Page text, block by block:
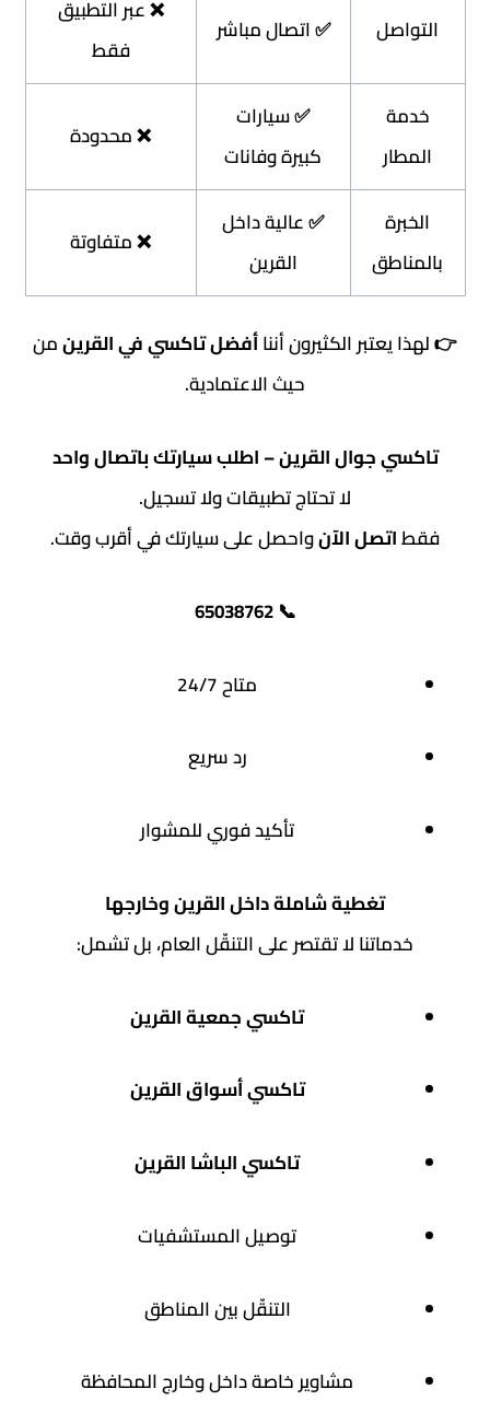
التواصل ✅ اتصال مباشر
❌ عبر التطبيق
فقط
خدمة
المطار
✅ سيارات
كبيرة وفانات
❌ محدودة
الخبرة
بالمناطق
✅ عالية داخل
القرين
❌ متفاوتة
👉 لهذا يعتبر الكثيرون أنناأفضل تاكسي في القرينمن
حيث الاعتمادية.
تاكسي جوال القرين – اطلب سيارتك باتصال واحد
لا تحتاج تطبيقات ولا تسجيل.
فقطاتصل الآنواحصل على سيارتك في أقرب وقت.
📞
65038762
متاح 24/7
رد سريع
تأكيد فوري للمشوار
تغطية شاملة داخل القرين وخارجها
خدماتنا لا تقتصر على التنقّل العام، بل تشمل:
تاكسي جمعية القرين
تاكسي أسواق القرين
تاكسي الباشا القرين
توصيل المستشفيات
التنقّل بين المناطق
مشاوير خاصة داخل وخارج المحافظة